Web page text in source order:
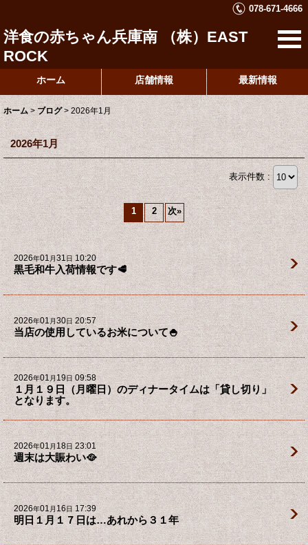
078-671-4666
洋食の赤ちゃん兵庫南 （株）EAST
ROCK
ホーム 店舗情報 最新情報
ホーム > ブログ > 2026年1月
2026年1月
表示件数 :
1 2 次»
2026年01月31日 10:20
黒毛和牛入荷情報です🥩
2026年01月30日 20:57
当店の使用しているお米について🍚
2026年01月19日 09:58
１月１９日（月曜日）のディナータイムは「貸し切り」
となります。
2026年01月18日 23:01
週末は大賑わい🥘
2026年01月 16日17:39
明日１月１７日は…あれから３１年